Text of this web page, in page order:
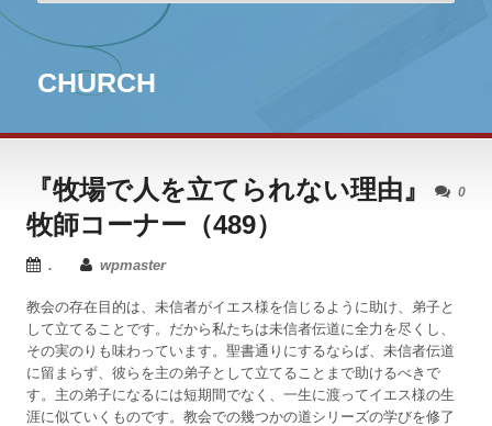
CHURCH
0
『牧場で人を立てられない理由』
牧師コーナー（489）
. wpmaster
教会の存在目的は、未信者がイエス様を信じるように助け、弟子と
して立てることです。だから私たちは未信者伝道に全力を尽くし、
その実のりも味わっています。聖書通りにするならば、未信者伝道
に留まらず、彼らを主の弟子として立てることまで助けるべきで
す。主の弟子になるには短期間でなく、一生に渡ってイエス様の生
涯に似ていくものです。教会での幾つかの道シリーズの学びを修了